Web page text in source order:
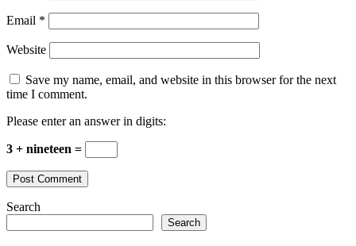
Email *
Website
Save my name, email, and website in this browser for the next
time I comment.
Please enter an answer in digits:
3 + nineteen =
Search
Search